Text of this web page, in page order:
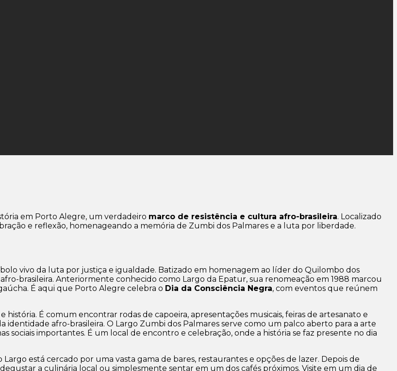
em Porto Alegre, um verdadeiro marco de resistência e cultura afro-brasileira. Localizado
e reflexão, homenageando a memória de Zumbi dos Palmares e a luta por liberdade.
vivo da luta por justiça e igualdade. Batizado em homenagem ao líder do Quilombo dos
brasileira. Anteriormente conhecido como Largo da Epatur, sua renomeação em 1988 marcou
É aqui que Porto Alegre celebra o Dia da Consciência Negra, com eventos que reúnem
É comum encontrar rodas de capoeira, apresentações musicais, feiras de artesanato e
afro-brasileira. O Largo Zumbi dos Palmares serve como um palco aberto para a arte
sociais importantes. É um local de encontro e celebração, onde a história se faz presente no dia
Largo está cercado por uma vasta gama de bares, restaurantes e opções de lazer. Depois de
a culinária local ou simplesmente sentar em um dos cafés próximos. Visite em um dia de